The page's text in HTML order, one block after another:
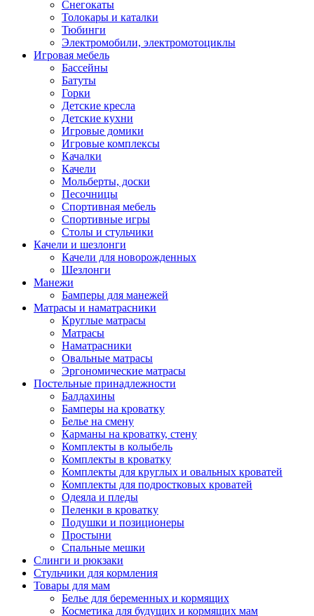
Снегокаты
Толокары и каталки
Тюбинги
Электромобили, электромотоциклы
Игровая мебель
Бассейны
Батуты
Горки
Детские кресла
Детские кухни
Игровые домики
Игровые комплексы
Качалки
Качели
Мольберты, доски
Песочницы
Спортивная мебель
Спортивные игры
Столы и стульчики
Качели и шезлонги
Качели для новорожденных
Шезлонги
Манежи
Бамперы для манежей
Матрасы и наматрасники
Круглые матрасы
Матрасы
Наматрасники
Овальные матрасы
Эргономические матрасы
Постельные принадлежности
Балдахины
Бамперы на кроватку
Белье на смену
Карманы на кроватку, стену
Комплекты в колыбель
Комплекты в кроватку
Комплекты для круглых и овальных кроватей
Комплекты для подростковых кроватей
Одеяла и пледы
Пеленки в кроватку
Подушки и позиционеры
Простыни
Спальные мешки
Слинги и рюкзаки
Стульчики для кормления
Товары для мам
Белье для беременных и кормящих
Косметика для будущих и кормящих мам